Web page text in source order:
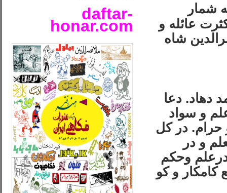
شمار
عائله و
شاه
دهاد. دعا
و سواد
حرام. در كل
و در
وحكم
و كو
daftar-
honar.com